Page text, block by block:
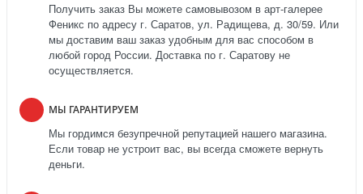
Получить заказ Вы можете самовывозом в арт-галерее
Феникс по адресу г. Саратов, ул. Радищева, д. 30/59. Или
мы доставим ваш заказ удобным для вас способом в
любой город России. Доставка по г. Саратову не
осуществляется.
МЫ ГАРАНТИРУЕМ
Мы гордимся безупречной репутацией нашего магазина.
Если товар не устроит вас, вы всегда сможете вернуть
деньги.